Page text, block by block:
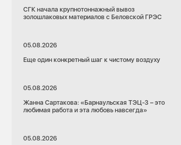
СГК начала крупнотоннажный вывоз
золошлаковых материалов с Беловской ГРЭС
05.08.2026
Еще один конкретный шаг к чистому воздуху
05.08.2026
Жанна Сартакова: «Барнаульская ТЭЦ-3 – это
любимая работа и эта любовь навсегда»
05.08.2026